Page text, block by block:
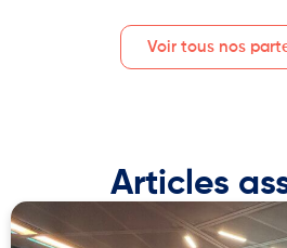
Voir tous nos
Articles